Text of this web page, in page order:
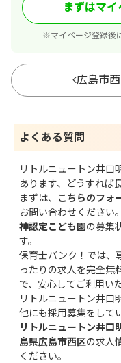
まずはマ
※マイページ登録後
広島市
よくある質問
リトルニュートン井口
あります、どうすれば
まずは、
こちらのフォ
お問い合わせください。
神認定こども園の募集
す。
保育士バンク！では、
ったりの求人を完全無
で、安心してご利用い
リトルニュートン井口
他にも採用募集をして
リトルニュートン井口
島県広島市西区の求人
ください。